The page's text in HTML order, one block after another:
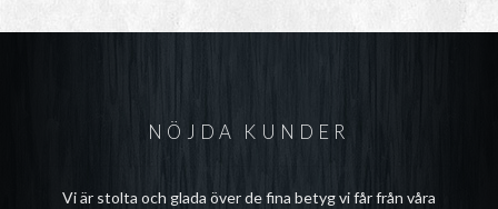
NÖJDA KUNDER
Vi är stolta och glada över de fina betyg vi får från våra